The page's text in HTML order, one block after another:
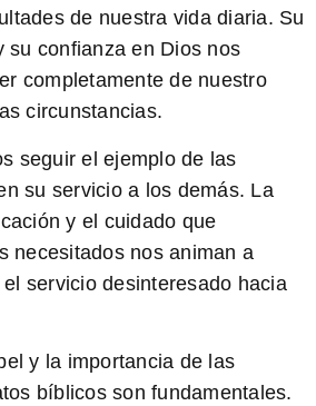
de nuestra vida diaria. Su
su confianza en Dios nos
completamente de nuestro
circunstancias.
seguir el ejemplo de las
su servicio a los demás. La
y el cuidado que
necesitados nos animan a
servicio desinteresado hacia
y la importancia de las
bíblicos son fundamentales.